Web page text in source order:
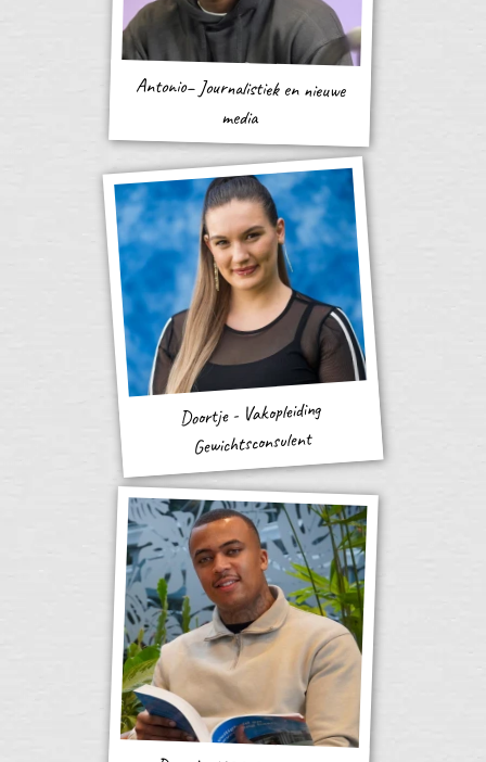
Antonio– Journalistiek en nieuwe
media
Doortje - Vakopleiding
Gewichtsconsulent